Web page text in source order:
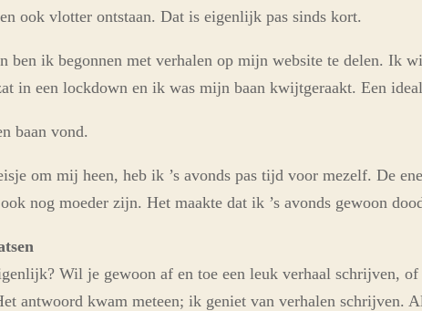
ook vlotter ontstaan. Dat is eigenlijk pas sinds kort.
ben ik begonnen met verhalen op mijn website te delen. Ik
in een lockdown en ik was mijn baan kwijtgeraakt. Een
baan vond.
om mij heen, heb ik ’s avonds pas tijd voor mezelf. De
nog moeder zijn. Het maakte dat ik ’s avonds gewoon
Wil je gewoon af en toe een leuk verhaal schrijven,
antwoord kwam meteen; ik geniet van verhalen schrijven.